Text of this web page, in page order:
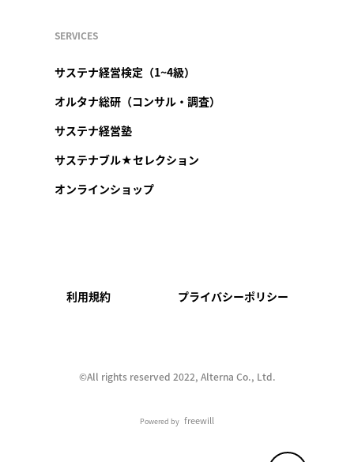
SERVICES
サステナ経営検定（1~4級）
オルタナ総研（コンサル・調査）
サステナ経営塾
サステナブル★セレクション
オンラインショップ
利用規約 プライバシーポリシー
©︎All rights reserved 2022, Alterna Co., Ltd.
Powered by freewill